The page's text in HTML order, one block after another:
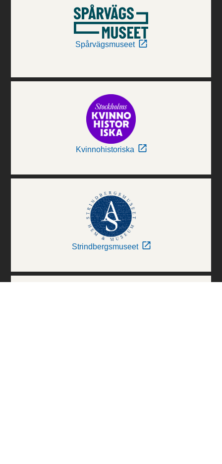
Spårvägsmuseet
Kvinnohistoriska
Strindbergsmuseet